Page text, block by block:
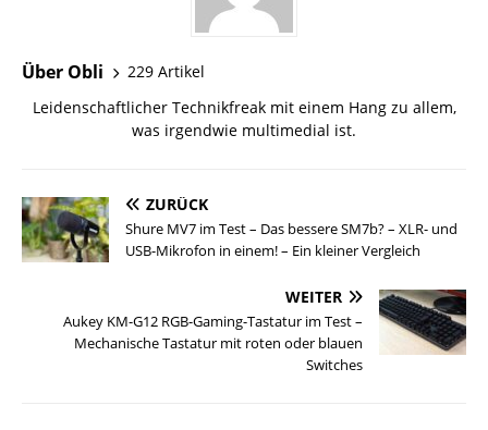
Über Obli
229 Artikel
Leidenschaftlicher Technikfreak mit einem Hang zu allem,
was irgendwie multimedial ist.
ZURÜCK
Shure MV7 im Test – Das bessere SM7b? – XLR- und
USB-Mikrofon in einem! – Ein kleiner Vergleich
WEITER
Aukey KM-G12 RGB-Gaming-Tastatur im Test –
Mechanische Tastatur mit roten oder blauen
Switches